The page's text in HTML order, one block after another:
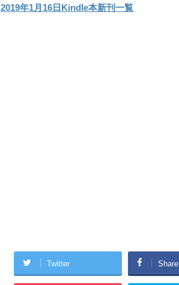
2019年1月16日Kindle本新刊一覧
Twitter Share